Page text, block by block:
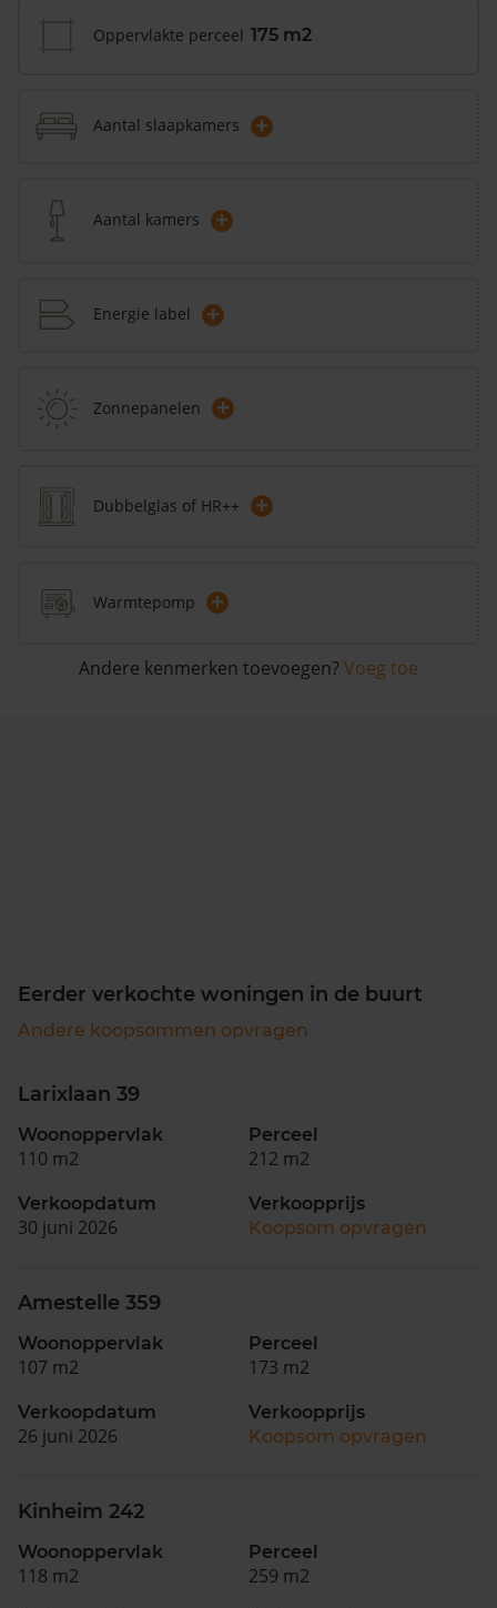
Oppervlakte perceel 175 m2
Aantal slaapkamers +
Aantal kamers +
Energie label +
Zonnepanelen +
Dubbelglas of HR++ +
Warmtepomp +
Andere kenmerken toevoegen? Voeg toe
Eerder verkochte woningen in de buurt
Andere koopsommen opvragen
Larixlaan 39
Woonoppervlak
110 m2
Perceel
212 m2
Verkoopdatum
30 juni 2026
Verkoopprijs
Koopsom opvragen
Amestelle 359
Woonoppervlak
107 m2
Perceel
173 m2
Verkoopdatum
26 juni 2026
Verkoopprijs
Koopsom opvragen
Kinheim 242
Woonoppervlak
118 m2
Perceel
259 m2